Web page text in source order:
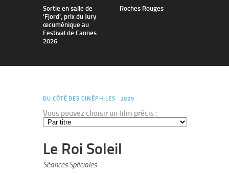
Sortie en salle de
’Fjord’, prix du Jury
œcuménique au
Festival de Cannes
2026
Roches Rouges
DU CÔTÉ DES CINÉPHILES 2025
Vous pouvez choisir un film précis :
Le Roi Soleil
Séances Spéciales